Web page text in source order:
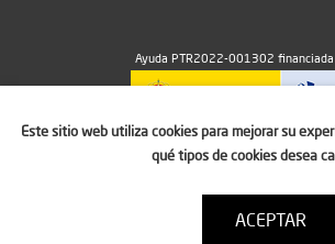
Ayuda PTR2022-001302 financiada
MICIU/AEI/10.13039/
Política de cookies
Este sitio web utiliza cookies para mejorar su
qué tipos de cookies desea
ACEPTAR